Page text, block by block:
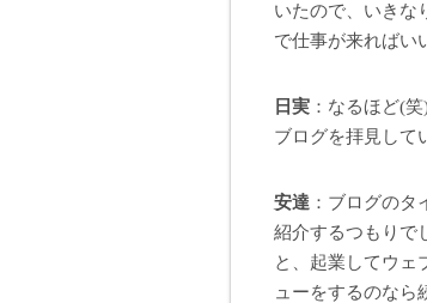
いたので、いきな
で仕事が来ればい
日実 ：なるほど(笑
ブログを拝見して
安達 ：ブログの
紹介するつもりで
と、起業してウェ
ューをするのなら